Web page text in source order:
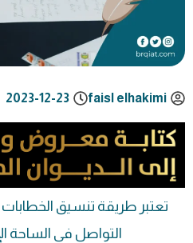
faisl elhakimi
2023-12-23
تعتبر طريقة تنسيق
التواصل في الساحة